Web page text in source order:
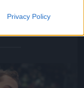
Privacy Policy
a problémát.